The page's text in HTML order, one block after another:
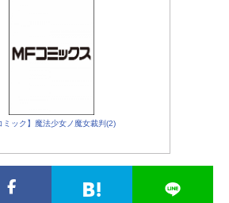
晋太郎四方蓮示：中村悠一ウタ：櫻
御笠ノ忠次キャラクターデザイン：
まだ豊アニメーション制作：studioぴ
「unravel」TKfrom凛として時雨E
ミック】魔法少女ノ魔女裁判(2)